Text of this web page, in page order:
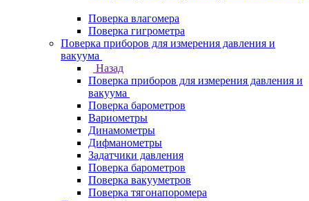
Поверка влагомера
Поверка гигрометра
Поверка приборов для измерения давления и
вакуума
Назад
Поверка приборов для измерения давления и
вакуума
Поверка барометров
Вариометры
Динамометры
Дифманометры
Задатчики давления
Поверка барометров
Поверка вакууметров
Поверка тягонапоромера